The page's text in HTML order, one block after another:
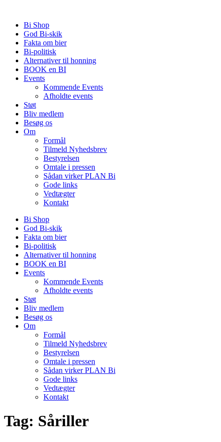
indholdBi Shop
God Bi-skik
Fakta om bier
Bi-politisk
Alternativer til honning
BOOK en BI
Events
Kommende Events
Afholdte events
Støt
Bliv medlem
Besøg os
Om
Formål
Tilmeld Nyhedsbrev
Bestyrelsen
Omtale i pressen
Sådan virker PLAN Bi
Gode links
Vedtægter
Kontakt
Bi Shop
God Bi-skik
Fakta om bier
Bi-politisk
Alternativer til honning
BOOK en BI
Events
Kommende Events
Afholdte events
Støt
Bliv medlem
Besøg os
Om
Formål
Tilmeld Nyhedsbrev
Bestyrelsen
Omtale i pressen
Sådan virker PLAN Bi
Gode links
Vedtægter
Kontakt
Tag: Såriller